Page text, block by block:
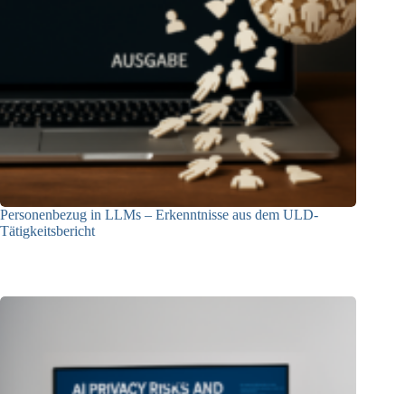
Personenbezug in LLMs – Erkenntnisse aus dem ULD-
Tätigkeitsbericht